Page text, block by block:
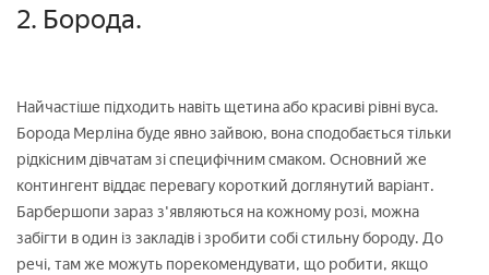
2. Борода.
Найчастіше підходить навіть щетина або красиві рівні вуса.
Борода Мерліна буде явно зайвою, вона сподобається тільки
рідкісним дівчатам зі специфічним смаком. Основний же
контингент віддає перевагу короткий доглянутий варіант.
Барбершопи зараз з'являються на кожному розі, можна
забігти в один із закладів і зробити собі стильну бороду. До
речі, там же можуть порекомендувати, що робити, якщо